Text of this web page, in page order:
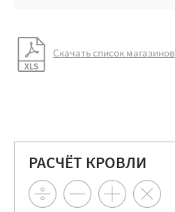
Скачать список магазинов
РАСЧЁТ КРОВЛИ